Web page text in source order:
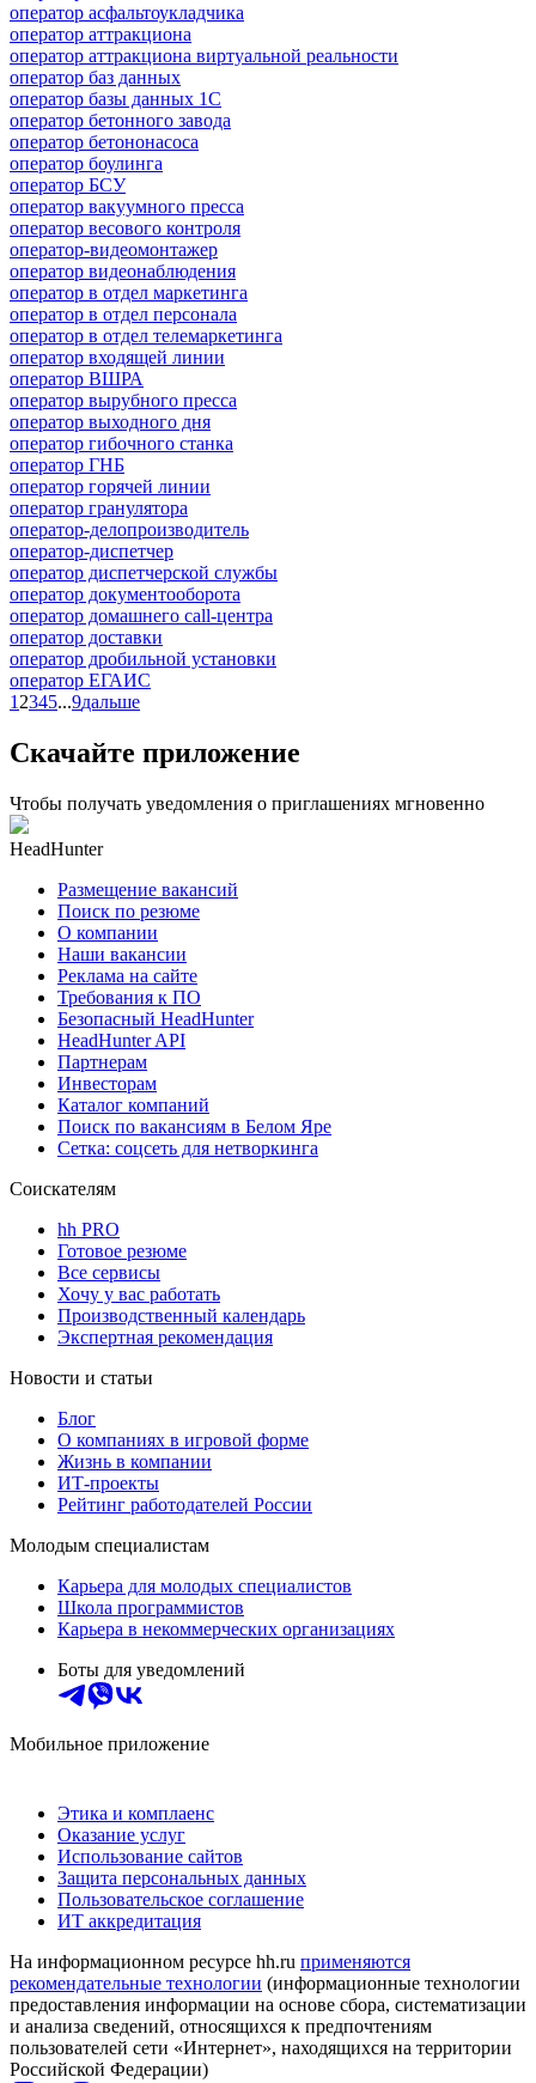
оператор асфальтоукладчика
оператор аттракциона
оператор аттракциона виртуальной реальности
оператор баз данных
оператор базы данных 1С
оператор бетонного завода
оператор бетононасоса
оператор боулинга
оператор БСУ
оператор вакуумного пресса
оператор весового контроля
оператор-видеомонтажер
оператор видеонаблюдения
оператор в отдел маркетинга
оператор в отдел персонала
оператор в отдел телемаркетинга
оператор входящей линии
оператор ВШРА
оператор вырубного пресса
оператор выходного дня
оператор гибочного станка
оператор ГНБ
оператор горячей линии
оператор гранулятора
оператор-делопроизводитель
оператор-диспетчер
оператор диспетчерской службы
оператор документооборота
оператор домашнего call-центра
оператор доставки
оператор дробильной установки
оператор ЕГАИС
1 2345...9дальше
Скачайте приложение
Чтобы получать уведомления о приглашениях мгновенно
HeadHunter
Размещение вакансий
Поиск по резюме
О компании
Наши вакансии
Реклама на сайте
Требования к ПО
Безопасный HeadHunter
HeadHunter API
Партнерам
Инвесторам
Каталог компаний
Поиск по вакансиям в Белом Яре
Сетка: соцсеть для нетворкинга
Соискателям
hh PRO
Готовое резюме
Все сервисы
Хочу у вас работать
Производственный календарь
Экспертная рекомендация
Новости и статьи
Блог
О компаниях в игровой форме
Жизнь в компании
ИТ-проекты
Рейтинг работодателей России
Молодым специалистам
Карьера для молодых специалистов
Школа программистов
Карьера в некоммерческих организациях
Боты для уведомлений
Мобильное приложение
Этика и комплаенс
Оказание услуг
Использование сайтов
Защита персональных данных
Пользовательское соглашение
ИТ аккредитация
На информационном ресурсе hh.ru применяются
рекомендательные технологии (информационные технологии
предоставления информации на основе сбора, систематизации
и анализа сведений, относящихся к предпочтениям
пользователей сети «Интернет», находящихся на территории
Российской Федерации)